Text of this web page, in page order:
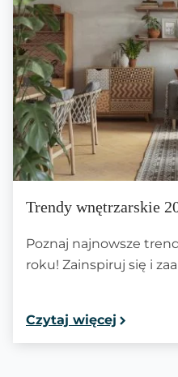
Trendy wnętrzarskie
Poznaj najnowsze
roku! Zainspiruj się i
Czytaj więcej